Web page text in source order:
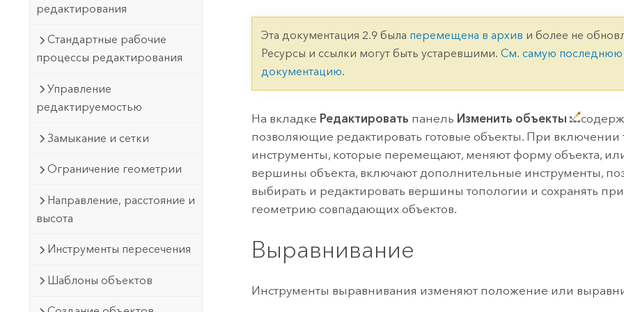
Фундаментальная система для
Технология Developer
приложений и приложений
пространственного анализа
Природные ресурсы
Все отрасли
технологий
редактирования
Стандартные рабочие
процессы редактирования
Управление
редактируемостью
Замыкание и сетки
Ограничение геометрии
Направление, расстояние и
высота
Инструменты пересечения
Шаблоны объектов
Эта документация 2.9 была перемещена в архив и более не
Ресурсы и ссылки могут быть устаревшими.См. самую последнюю
документацию.
На вкладке Редактировать панель Изменить объекты
позволяющие редактировать готовые объекты. При включении
инструменты, которые перемещают, меняют форму объекта,
вершины объекта, включают дополнительные инструменты,
выбирать и редактировать вершины топологии и сохранять
геометрию совпадающих объектов.
Выравнивание
Инструменты выравнивания изменяют положение или